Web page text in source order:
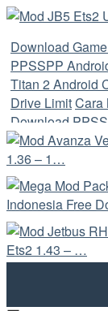
Download
PPSSPP
Titan 2 Android
Drive LimitCara
Download
PPSSPP Gold
Perbedaan File
Penghasil uang
UangUpdate
Update
Uang Terbukti
ApkAplikasi
1.36 – 1…
Indonesia Free
Ets2 1.43 – …